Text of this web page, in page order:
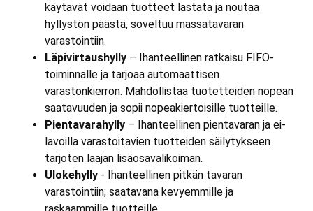
käytävät voidaan tuotteet lastata ja noutaa
hyllystön päästä, soveltuu massatavaran
varastointiin.
Läpivirtaushylly – Ihanteellinen ratkaisu FIFO-
toiminnalle ja tarjoaa automaattisen
varastonkierron. Mahdollistaa tuotetteiden nopean
saatavuuden ja sopii nopeakiertoisille tuotteille.
Pientavarahylly – Ihanteellinen pientavaran ja ei-
lavoilla varastoitavien tuotteiden säilytykseen
tarjoten laajan lisäosavalikoiman.
Ulokehylly - Ihanteellinen pitkän tavaran
varastointiin; saatavana kevyemmille ja